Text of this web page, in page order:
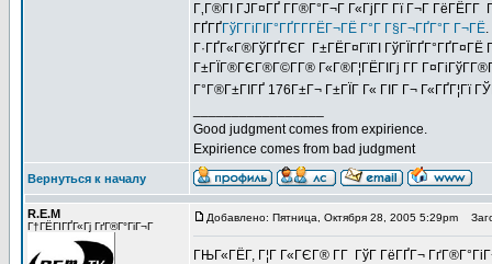
Г‚Г®ГІ ГЈГ¤ГҐ Г­Г®Г°Г¬Г Г«ГјГ­Г Гї Г¬Г
ГҐГҐГўГ­ГіГІГ°ГҐГ­Г­ГЁГ¬ГЁ Г°Г Г§Г¬ГҐГ°Г Г¬ГЁ
Г·ГҐГ«Г®ГўГҐГЄГ Г±ГЁГ¤ГїГІ
Г±ГЇГ®ГЄГ®Г©Г­Г® Г«Г®Г¦ГЁГІГј Г­Г
Г°Г®Г±ГІГҐ 176Г±Г¬ Г±ГЇГ Г« ГІГ Г¬ Г«ГҐГ¦Гї
Good judgment comes from expirience.
Expirience comes from bad judgment
Вернуться к началу
R.E.M
Г†ГЁГІГҐГ«Гј ГґГ®Г°ГіГ¬Г
Добавлено: Пятница, Октября 28, 2005 5:29pm
ГЊГ«ГЁГ­, Г¦Г Г«ГЄГ® Г­Г ГўГ ГёГҐГ¬